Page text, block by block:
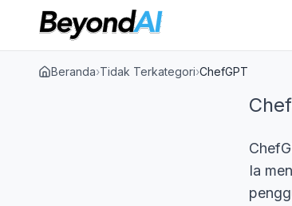
Beranda›Tidak Terkategori›ChefGPT
Ia